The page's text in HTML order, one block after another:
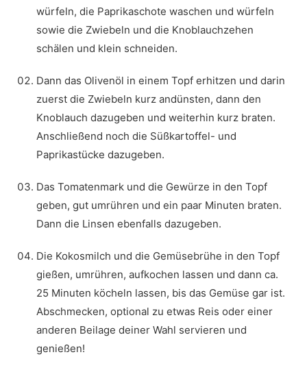
würfeln, die Paprikaschote waschen und würfeln
sowie die Zwiebeln und die Knoblauchzehen
schälen und klein schneiden.
Dann das Olivenöl in einem Topf erhitzen und darin
zuerst die Zwiebeln kurz andünsten, dann den
Knoblauch dazugeben und weiterhin kurz braten.
Anschließend noch die Süßkartoffel- und
Paprikastücke dazugeben.
Das Tomatenmark und die Gewürze in den Topf
geben, gut umrühren und ein paar Minuten braten.
Dann die Linsen ebenfalls dazugeben.
Die Kokosmilch und die Gemüsebrühe in den Topf
gießen, umrühren, aufkochen lassen und dann ca.
25 Minuten köcheln lassen, bis das Gemüse gar ist.
Abschmecken, optional zu etwas Reis oder einer
anderen Beilage deiner Wahl servieren und
genießen!